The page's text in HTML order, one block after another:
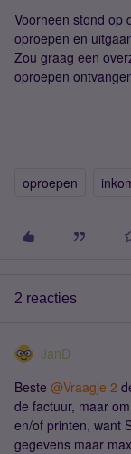
Voorheen stond op
oproepen en
Zou graag een
oproepen
oproepen
2 reacties
JanD
Beste ​ @Vraagje 2
de factuur, maar
en/of printen, want
gegevens maar